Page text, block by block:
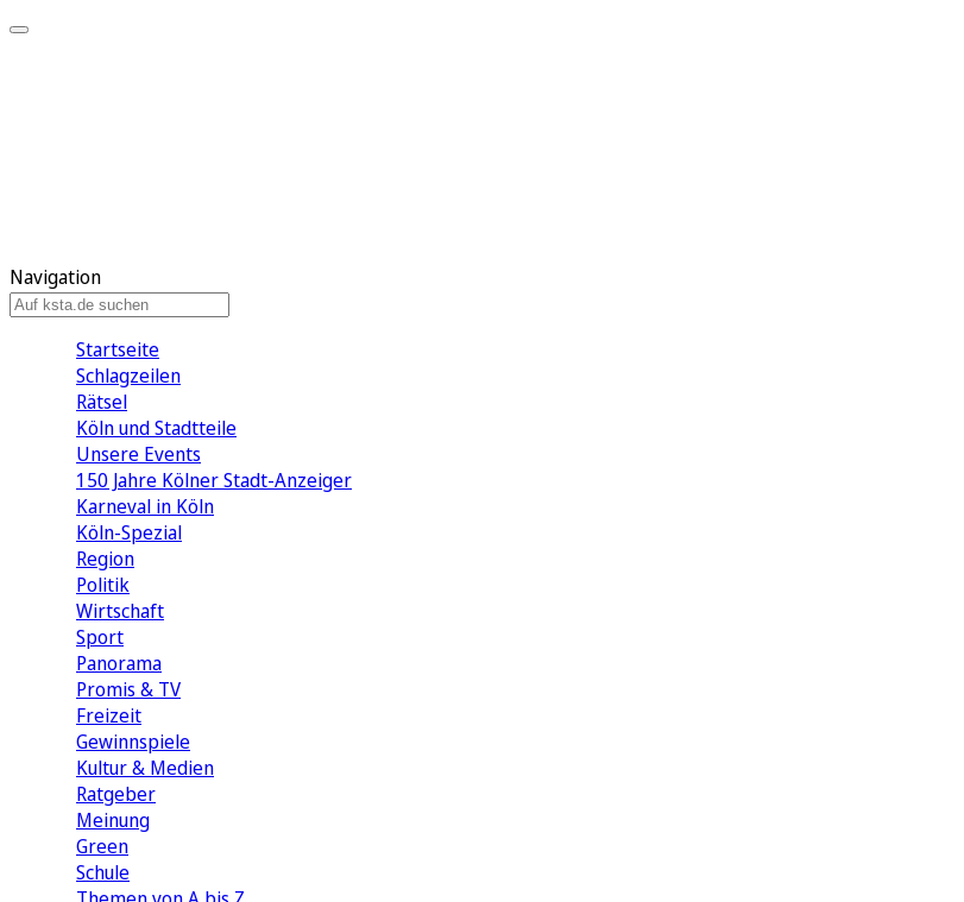
Navigation
Startseite
Schlagzeilen
Rätsel
Köln und Stadtteile
Unsere Events
150 Jahre Kölner Stadt-Anzeiger
Karneval in Köln
Köln-Spezial
Region
Politik
Wirtschaft
Sport
Panorama
Promis & TV
Freizeit
Gewinnspiele
Kultur & Medien
Ratgeber
Meinung
Green
Schule